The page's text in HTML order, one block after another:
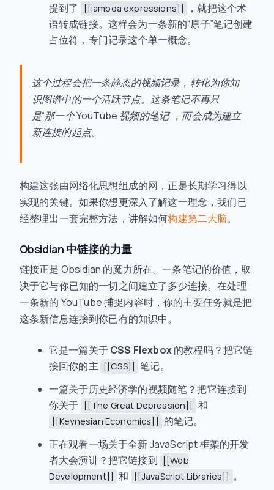
提到了
[[lambda expressions]]
，就把这个术
语转成链接。这样会为一条新的“原子”笔记创建
占位符，专门记录这个单一概念。
这个过程会把一条静态的视频记录，转化为你知
识图谱中的一个活跃节点。这条笔记不再只
是“那一个 YouTube 视频的笔记”，而会成为建立
新连接的起点。
构建这张由网络化思想组成的网，正是长期学习得以
实现的关键。如果你想更深入了解这一理念，我们已
经整理出一套完整方法，讲解如何构建第二大脑。
Obsidian 中链接的力量
链接正是 Obsidian 的魔力所在。一条笔记的价值，取
决于它与你已知的一切之间建立了多少连接。在处理
一条新的 YouTube 捕捉内容时，你的主要任务就是把
这条新信息连接到你已有的知识中。
它是一篇关于CSS Flexbox的教程吗？把它链
接回你的主
[[CSS]]
笔记。
一篇关于历史经济学的视频随笔？把它连接到
你关于
[[The Great Depression]] 和
[[Keynesian Economics]]
的笔记。
正在观看一场关于全新 JavaScript 框架的开发
者大会演讲？把它链接到
[[Web
Development]]
和 [[JavaScript Libraries]] 。